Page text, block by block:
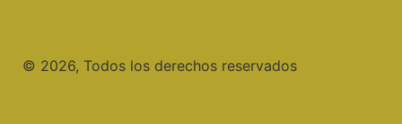
©️ 2026, Todos los derechos reservados